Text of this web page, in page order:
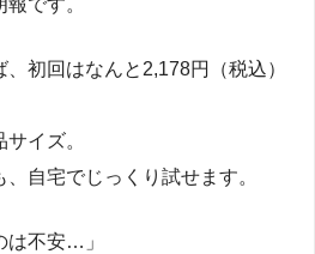
です。
、初回はなんと2,178円（税込）
イズ。
自宅でじっくり試せます。
は不安…」